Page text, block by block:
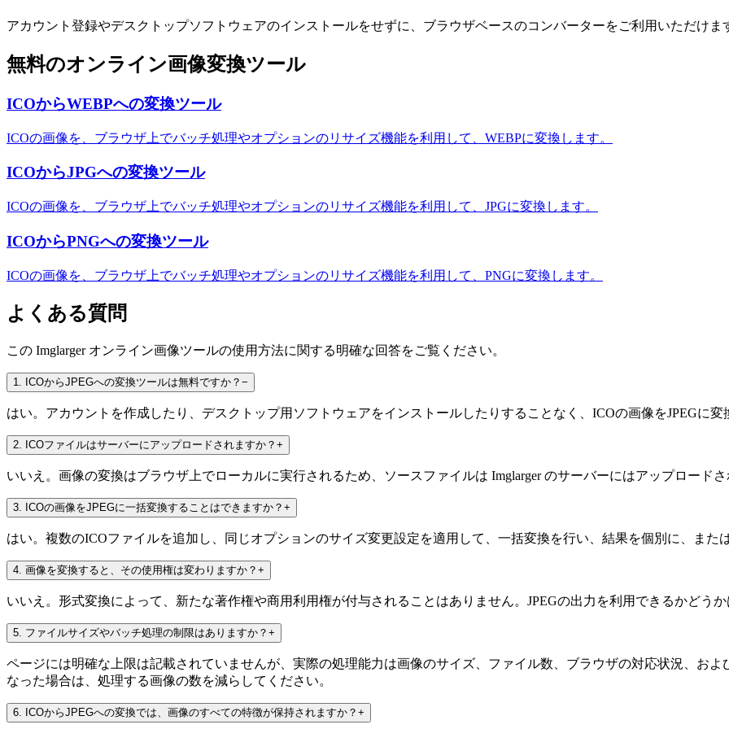
アカウント登録やデスクトップソフトウェアのインストールをせずに、ブラウザベースのコンバーターをご利用いただけま
無料のオンライン画像変換ツール
ICOからWEBPへの変換ツール
ICOの画像を、ブラウザ上でバッチ処理やオプションのリサイズ機能を利用して、WEBPに変換します。
ICOからJPGへの変換ツール
ICOの画像を、ブラウザ上でバッチ処理やオプションのリサイズ機能を利用して、JPGに変換します。
ICOからPNGへの変換ツール
ICOの画像を、ブラウザ上でバッチ処理やオプションのリサイズ機能を利用して、PNGに変換します。
よくある質問
この Imglarger オンライン画像ツールの使用方法に関する明確な回答をご覧ください。
1. ICOからJPEGへの変換ツールは無料ですか？ −
はい。アカウントを作成したり、デスクトップ用ソフトウェアをインストールしたりすることなく、ICOの画像をJPEGに
2. ICOファイルはサーバーにアップロードされますか？ +
いいえ。画像の変換はブラウザ上でローカルに実行されるため、ソースファイルは Imglarger のサーバーにはアップロード
3. ICOの画像をJPEGに一括変換することはできますか？ +
はい。複数のICOファイルを追加し、同じオプションのサイズ変更設定を適用して、一括変換を行い、結果を個別に、また
4. 画像を変換すると、その使用権は変わりますか？ +
いいえ。形式変換によって、新たな著作権や商用利用権が付与されることはありません。JPEGの出力を利用できるかどう
5. ファイルサイズやバッチ処理の制限はありますか？ +
ページには明確な上限は記載されていませんが、実際の処理能力は画像のサイズ、ファイル数、ブラウザの対応状況、お
なった場合は、処理する画像の数を減らしてください。
6. ICOからJPEGへの変換では、画像のすべての特徴が保持されますか？ +